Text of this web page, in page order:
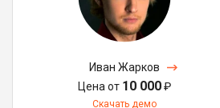
Иван Жарков
Цена от 10 000₽
Скачать демо